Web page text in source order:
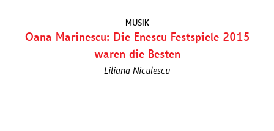
MUSIK
Oana Marinescu: Die Enescu Festspiele 2015
waren die Besten
Liliana Niculescu